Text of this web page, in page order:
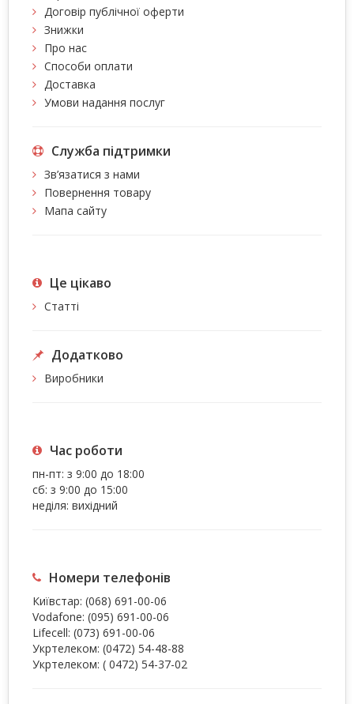
Договір публічної оферти
Знижки
Про нас
Способи оплати
Доставка
Умови надання послуг
Служба підтримки
Зв’язатися з нами
Повернення товару
Мапа сайту
Це цiкаво
Статті
Додатково
Виробники
Час роботи
пн-пт: з 9:00 до 18:00
сб: з 9:00 до 15:00
неділя: вихідний
Номери телефонів
Київстар: (068) 691-00-06
Vodafone: (095) 691-00-06
Lifecell: (073) 691-00-06
Укртелеком: (0472) 54-48-88
Укртелеком: ( 0472) 54-37-02